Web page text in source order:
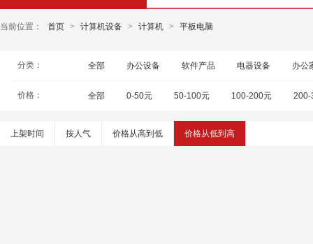
当前位置： 首页 > 计算机设备 > 计算机 > 平板电脑
分类： 全部 办公设备 软件产品 电器设备 办公
价格： 全部 0-50元 50-100元 100-200元 200-
上架时间 按人气 价格从高到低 价格从低到高